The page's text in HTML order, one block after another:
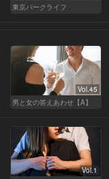
東京パークライフ
Vol.45
男と女の答えあわせ【A】
Vol.1